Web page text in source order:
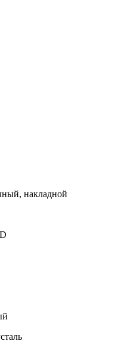
накладной